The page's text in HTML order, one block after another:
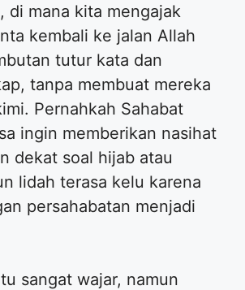
di mana kita mengajak
kembali ke jalan Allah
tutur kata dan
tanpa membuat mereka
Pernahkah Sahabat
ingin memberikan nasihat
dekat soal hijab atau
lidah terasa kelu karena
persahabatan menjadi
sangat wajar, namun